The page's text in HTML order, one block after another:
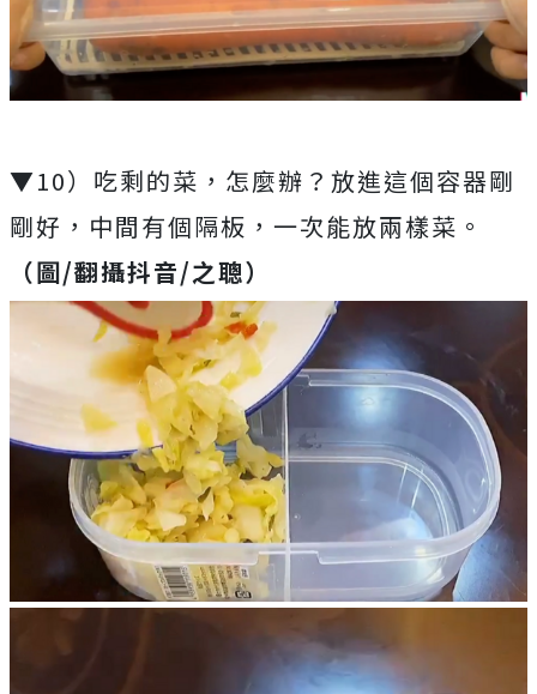
▼10）吃剩的菜，怎麼辦？放進這個容器剛
剛好，中間有個隔板，一次能放兩樣菜。
（圖/翻攝抖音/之聰）